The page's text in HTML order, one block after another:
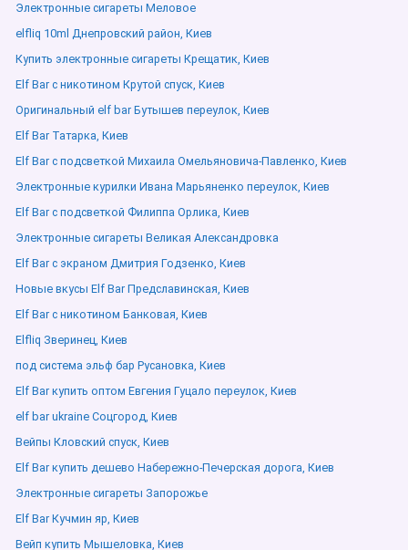
Электронные сигареты Меловое
elfliq 10ml Днепровский район, Киев
Купить электронные сигареты Крещатик, Киев
Elf Bar с никотином Крутой спуск, Киев
Оригинальный elf bar Бутышев переулок, Киев
Elf Bar Татарка, Киев
Elf Bar с подсветкой Михаила Омельяновича-Павленко, Киев
Электронные курилки Ивана Марьяненко переулок, Киев
Elf Bar с подсветкой Филиппа Орлика, Киев
Электронные сигареты Великая Александровка
Elf Bar с экраном Дмитрия Годзенко, Киев
Новые вкусы Elf Bar Предславинская, Киев
Elf Bar с никотином Банковая, Киев
Elfliq Зверинец, Киев
под система эльф бар Русановка, Киев
Elf Bar купить оптом Евгения Гуцало переулок, Киев
elf bar ukraine Соцгород, Киев
Вейпы Кловский спуск, Киев
Elf Bar купить дешево Набережно-Печерская дорога, Киев
Электронные сигареты Запорожье
Elf Bar Кучмин яр, Киев
Вейп купить Мышеловка, Киев